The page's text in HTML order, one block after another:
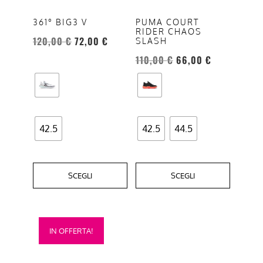
361° BIG3 V
120,00€ 72,00 €
42.5
SCEGLI
opzioni
essere
nella
pagina
prodotto
PUMA COURT
RIDER CHAOS
SLASH
110,00€ 66,00 €
42.5 44.5
SCEGLI
opzioni
possono
essere
scelte
nella
pagina
prodotto
IN OFFERTA!
Questo
prodotto